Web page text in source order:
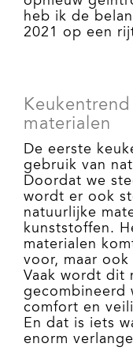
heb ik de
2021 op een
materialen
De eerste
gebruik van
Doordat we
wordt er ook
natuurlijke
kunststoffen.
materialen
voor, maar
Vaak wordt dit
gecombineerd
comfort en
En dat is iets
enorm